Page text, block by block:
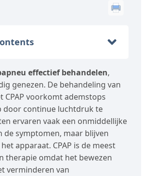
effectief behandelen,
genezen. De behandeling van
CPAP voorkomt ademstops
door continue luchtdruk te
ervaren vaak een onmiddellijke
de symptomen, maar blijven
apparaat. CPAP is de meest
therapie omdat het bewezen
verminderen van